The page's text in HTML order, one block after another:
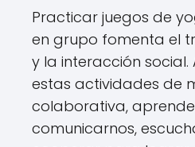
Practicar juegos de
en grupo fomenta el
y la interacción
estas actividades de
colaborativa,
comunicarnos,